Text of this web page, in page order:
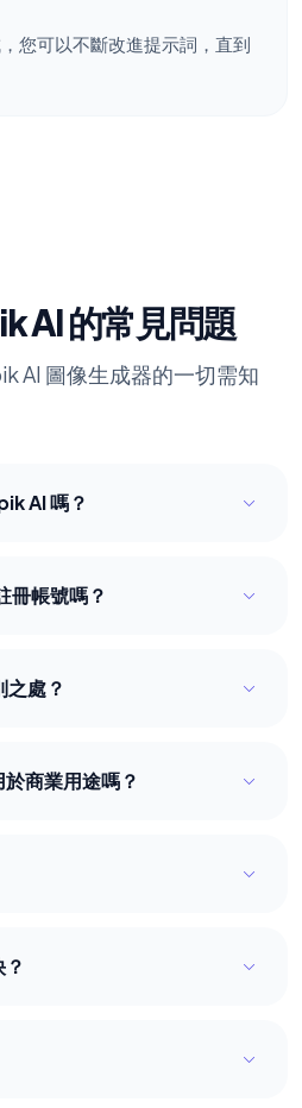
您可以不斷改進提示詞，直到
AI 的常見問題
AI 圖像生成器的一切需知
AI 嗎？
冊帳號嗎？
處？
方面表現優異。
商業用途嗎？